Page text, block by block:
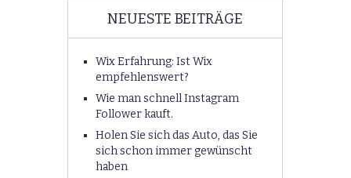
NEUESTE BEITRÄGE
Wix Erfahrung: Ist Wix
empfehlenswert?
Wie man schnell Instagram
Follower kauft.
Holen Sie sich das Auto, das Sie
sich schon immer gewünscht
haben